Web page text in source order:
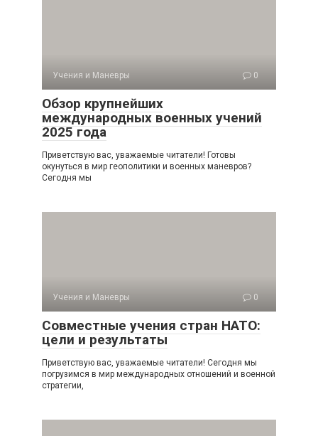
Учения и Маневры 0
Обзор крупнейших
международных военных учений
2025 года
Приветствую вас, уважаемые читатели! Готовы
окунуться в мир геополитики и военных маневров?
Сегодня мы
Учения и Маневры 0
Совместные учения стран НАТО:
цели и результаты
Приветствую вас, уважаемые читатели! Сегодня мы
погрузимся в мир международных отношений и военной
стратегии,